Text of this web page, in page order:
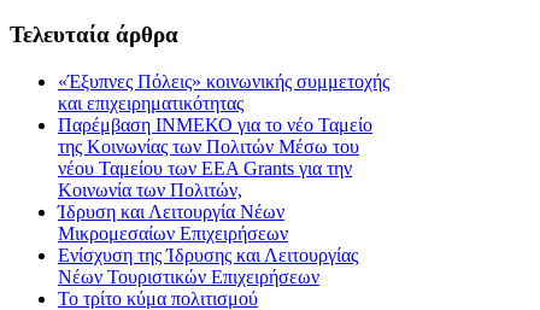
Τελευταία άρθρα
«Έξυπνες Πόλεις» κοινωνικής συμμετοχής
και επιχειρηματικότητας
Παρέμβαση ΙΝΜΕΚΟ για το νέο Ταμείο
της Κοινωνίας των Πολιτών Μέσω του
νέου Ταμείου των ΕΕΑ Grants για την
Κοινωνία των Πολιτών,
Ίδρυση και Λειτουργία Νέων
Μικρομεσαίων Επιχειρήσεων
Ενίσχυση της Ίδρυσης και Λειτουργίας
Νέων Τουριστικών Επιχειρήσεων
Το τρίτο κύμα πολιτισμού